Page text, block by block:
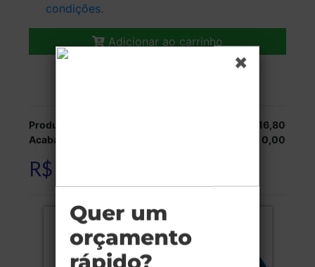
condições.
Adicionar ao carrinho
Produção:
R$ 316,80
Acabamentos:
R$ 0,00
R$ 316,80